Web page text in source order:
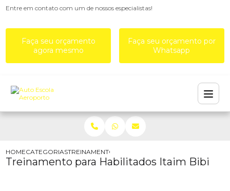
Entre em contato com um de nossos especialistas!
Faça seu orçamento
agora mesmo
Faça seu orçamento por
Whatsapp
HOMECATEGORIASTREINAMENTO PARA HABILITADOS ITAIM BIBI
Treinamento para Habilitados Itaim Bibi